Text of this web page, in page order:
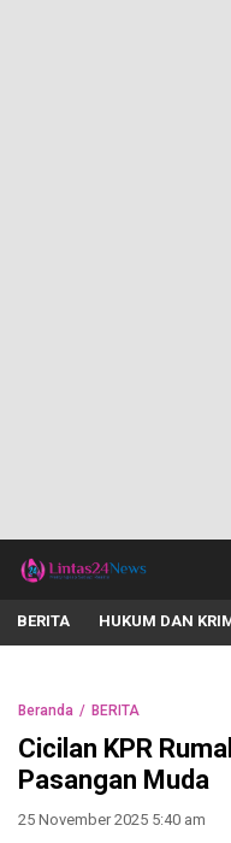
lintas24news.com
Menyingkap Setiap Realita
BERITA HUKUM DAN
Beranda BERITA
Cicilan KPR
Pasangan Muda
25 November 2025 5:40 am